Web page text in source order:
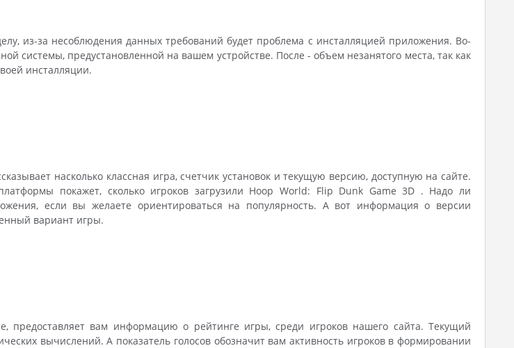
из-за несоблюдения данных требований будет проблема с инсталляцией приложения. Во-
системы, предустановленной на вашем устройстве. После - объем незанятого места, так как
инсталляции.
насколько классная игра, счетчик установок и текущую версию, доступную на сайте.
покажет, сколько игроков загрузили Hoop World: Flip Dunk Game 3D . Надо ли
если вы желаете ориентироваться на популярность. А вот информация о версии
вариант игры.
предоставляет вам информацию о рейтинге игры, среди игроков нашего сайта. Текущий
вычислений. А показатель голосов обозначит вам активность игроков в формировании